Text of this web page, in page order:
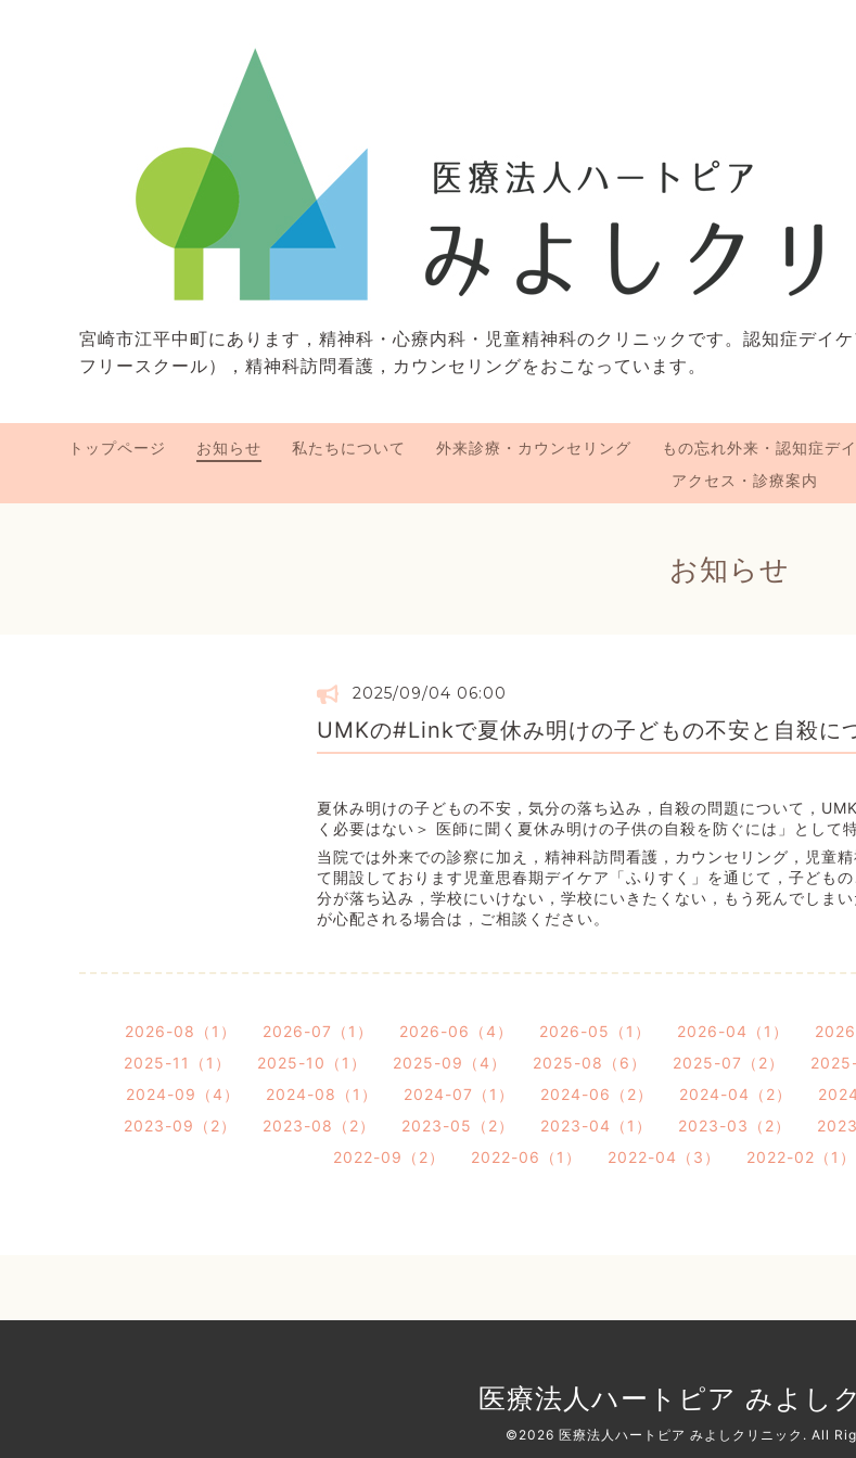
宮崎市江平中町にあります，精神科・心療内科・児童精神科のクリニックです。認知症デイ
フリースクール），精神科訪問看護，カウンセリングをおこなっています。
トップページ お知らせ 私たちについて 外来診療・カウンセリング もの忘れ外来・認知症デ
アクセス・診療案内
お知らせ
2025/09/04 06:00
UMKの#Linkで夏休み明けの子どもの不安と自殺に
夏休み明けの子どもの不安，気分の落ち込み，自殺の問題について，
く必要はない＞ 医師に聞く夏休み明けの子供の自殺を防ぐには」として
当院では外来での診察に加え，精神科訪問看護，カウンセリング，児童
て開設しております児童思春期デイケア「ふりすく」を通じて，子ども
分が落ち込み，学校にいけない，学校にいきたくない，もう死んでしま
が心配される場合は，ご相談ください。
2026-08（1） 2026-07（1） 2026-06（4） 2026-05（1） 2026-04（1）
2025-11（1）
2025-10（1） 2025-09（4） 2025-08（6） 2025-07（2）
2024-09（4）
2024-08（1） 2024-07（1） 2024-06（2） 2024-04（2）
2023-09（2）
2023-08（2） 2023-05（2） 2023-04（1） 2023-03（2）
2022-09（2）
2022-06（1） 2022-04（3） 2022-02（1）
医療法人ハートピア みよし
©2026 医療法人ハートピア みよしクリニック . All